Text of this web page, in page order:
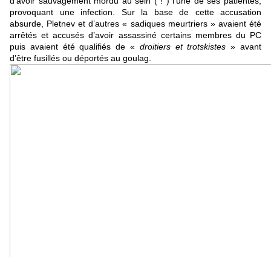
provoquant une infection. Sur la base de cette accusation
absurde, Pletnev et d’autres « sadiques meurtriers » avaient été
arrêtés et accusés d’avoir assassiné certains membres du PC
puis avaient été qualifiés de « droitiers et trotskistes » avant
d’être fusillés ou déportés au goulag.